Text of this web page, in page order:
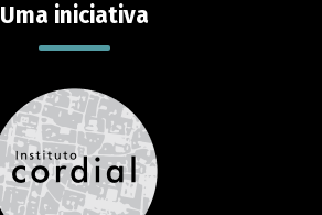
Uma iniciativa